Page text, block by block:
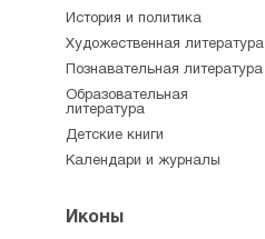
История и политика
Художественная литература
Познавательная литература
Образовательная
литература
Детские книги
Календари и журналы
Иконы